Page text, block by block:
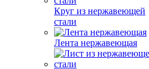
Круг из нержавеющей
стали
Лента нержавеющая